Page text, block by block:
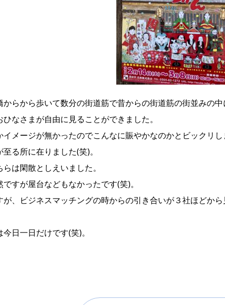
らから歩いて数分の街道筋で昔からの街道筋の街並みの
なさまが自由に見ることができました。
メージが無かったのでこんなに賑やかなのかとビックリし
る所に在りました(笑)。
は閑散としえいました。
すが屋台などもなかったです(笑)。
、ビジネスマッチングの時からの引き合いが３社ほどか
日一日だけです(笑)。